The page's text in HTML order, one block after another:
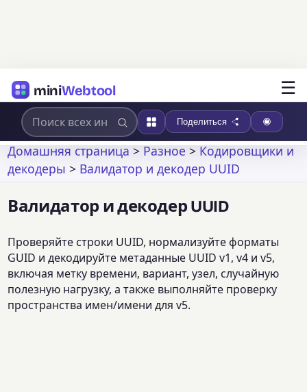
miniWebtool ☰
Поделиться
Домашняя страница>Разное>Кодировщики и
декодеры > Валидатор и декодер UUID
Валидатор и декодер UUID
Проверяйте строки UUID, нормализуйте форматы
GUID и декодируйте метаданные UUID v1, v4 и v5,
включая метку времени, вариант, узел, случайную
полезную нагрузку, а также выполняйте проверку
пространства имен/имени для v5.